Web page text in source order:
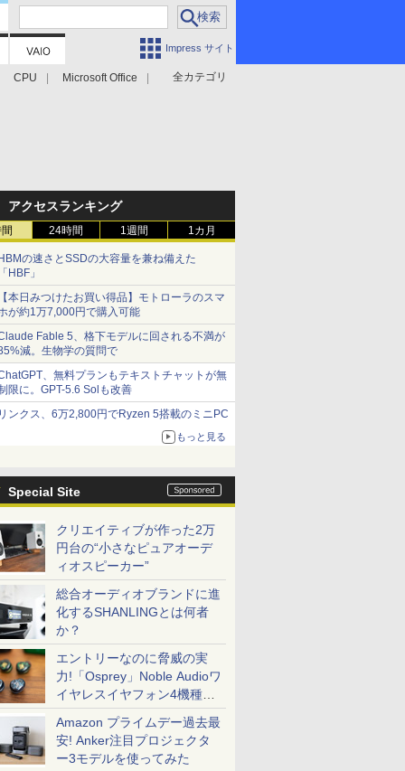
Impress サイト
全カテゴリ
CPU Microsoft Office
アクセスランキング
24時間 1週間 1カ月
の速さとSSDの大容量を兼ね備えた
HBF」
本日みつけたお買い得品】モトローラのスマ
が約1万7,000円で購入可能
Fable 5、格下モデルに回される不満が
減。生物学の質問で
、無料プランもテキストチャットが無
限に。GPT-5.6 Solも改善
ンクス、6万2,800円でRyzen 5搭載のミニPC
もっと見る
Special Site
クリエイティブが作った2万
円台の“小さなピュアオーデ
ィオスピーカー”
総合オーディオブランドに進
化するSHANLINGとは何者
か？
エントリーなのに脅威の実
力!「Osprey」Noble Audioワ
イヤレスイヤフォン4機種を
一気に聴く
Amazon プライムデー過去最
安! Anker注目プロジェクタ
ー3モデルを使ってみた